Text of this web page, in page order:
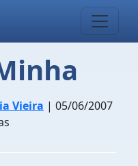
Vieira | 05/06/2007